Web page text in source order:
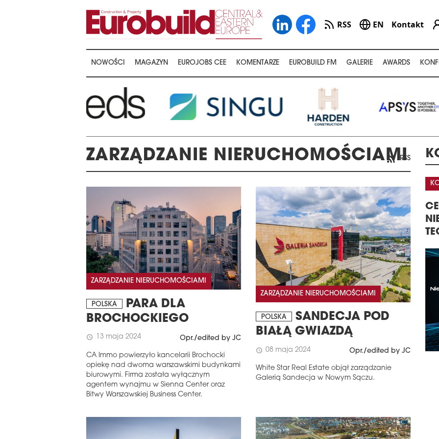
RSS EN Kontakt
NOWOŚCI MAGAZYN EUROJOBS CEE KOMENTARZE EUROBUILD FM GALERIE AWARDS
ZARZĄDZANIE NIERUCHOMOŚCIAMI
RSS
ZARZĄDZANIE NIERUCHOMOŚCIAMI
POLSKA
PARA DLA
BROCHOCKIEGO
schedule 13 maja 2024 Opr./edited by JC
CA Immo powierzyło kancelarii Brochocki
opiekę nad dwoma warszawskimi budynkami
biurowymi. Firma została wyłącznym
agentem wynajmu w Sienna Center oraz
Bitwy Warszawskiej Business Center.
ZARZĄDZANIE NIERUCHOMOŚCIAMI
POLSKA
SANDECJA POD
BIAŁĄ GWIAZDĄ
schedule 08 maja 2024 Opr./edited by JC
White Star Real Estate objął zarządzanie
Galerią Sandecja w Nowym Sączu.
AWARDS 2026
22. KONFERENCJA
MAGAZYNÓW I LOGISTYKI W
REGIONIE CEE
CENTRA DANYCH –
NIERUCHOMOŚCI,
TECHNOLOGIE, INWESTYCJE